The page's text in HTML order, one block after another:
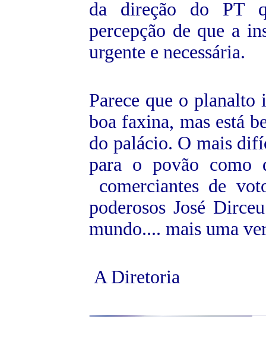
da direção do PT
percepção de que a
urgente e necessária.
Parece que o
boa faxina, mas está
do palácio. O mais
para o povão como
comerciantes de
poderosos José
mundo.... mais uma
A Diretoria